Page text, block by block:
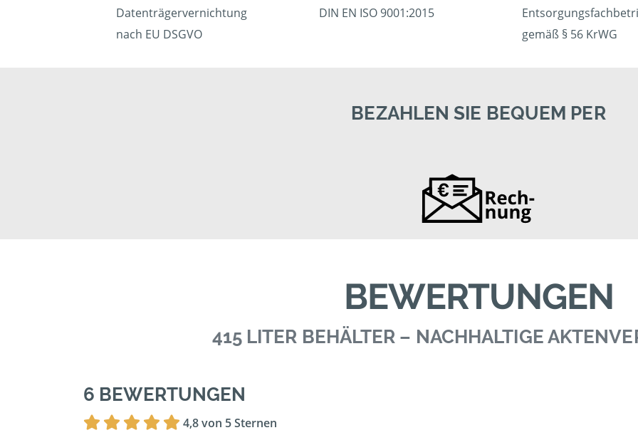
Datenträgervernichtung
nach EU DSGVO
DIN EN ISO 9001:2015
gemäß § 56 KrWG
BEZAHLEN SIE BEQUEM PER
BEWERTUNGEN
415 LITER BEHÄLTER – NACHHALTIGE
6 BEWERTUNGEN
4,8 von 5 Sternen